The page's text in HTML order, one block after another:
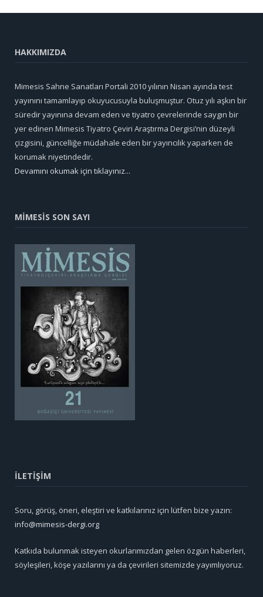
HAKKIMIZDA
Mimesis Sahne Sanatları Portali 2010 yılının Nisan ayında test
yayınını tamamlayıp okuyucusuyla buluşmuştur. Otuz yılı aşkın bir
süredir yayınına devam eden ve tiyatro çevrelerinde saygın bir
yer edinen Mimesis Tiyatro Çeviri Araştırma Dergisi’nin düzeyli
çizgisini, güncelliğe müdahale eden bir yayıncılık yaparken de
korumak niyetindedir.
Devamını okumak için tıklayınız...
MİMESİS SON SAYI
İLETİŞİM
Soru, görüş, öneri, eleştiri ve katkılarınız için lütfen bize yazın:
info@mimesis-dergi.org
Katkıda bulunmak isteyen okurlarımızdan gelen özgün haberleri,
söyleşileri, köşe yazılarını ya da çevirileri sitemizde yayımlıyoruz.